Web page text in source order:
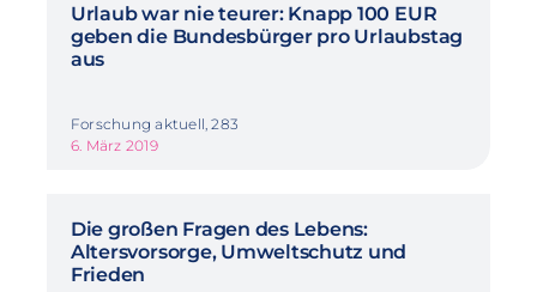
Urlaub war nie teurer: Knapp 100 EUR
geben die Bundesbürger pro Urlaubstag
aus
Forschung aktuell, 283
6. März 2019
Die großen Fragen des Lebens:
Altersvorsorge, Umweltschutz und
Frieden